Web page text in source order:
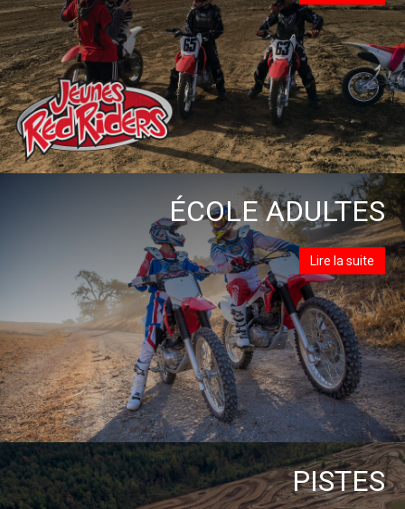
ÉCOLE ADULTES
Lire la suite
PISTES